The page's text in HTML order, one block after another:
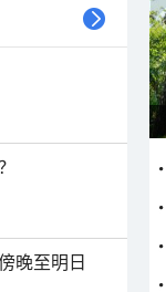
晚至明日